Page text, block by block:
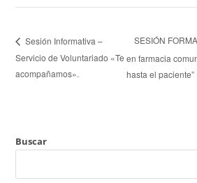
Sesión Informativa –
Servicio de Voluntariado «Te
acompañamos».
SESIÓN
en farmacia
hasta el paciente”
Buscar